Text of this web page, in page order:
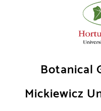
Botanical
Mickiewicz